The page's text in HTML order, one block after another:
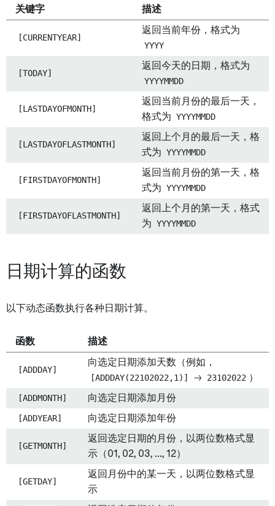
关键字 描述
[CURRENTYEAR]
返回当前年份，格式为
YYYY
[TODAY]
返回今天的日期，格式为
YYYYMMDD
[LASTDAYOFMONTH]
返回当前月份的最后一天，
格式为 YYYYMMDD
[LASTDAYOFLASTMONTH]
返回上个月的最后一天，格
式为 YYYYMMDD
[FIRSTDAYOFMONTH]
返回当前月份的第一天，格
式为 YYYYMMDD
[FIRSTDAYOFLASTMONTH]
返回上个月的第一天，格式
为 YYYYMMDD
日期计算的函数
以下动态函数执行各种日期计算。
函数 描述
[ADDDAY]
向选定日期添加天数（例如，
[ADDDAY(22102022,1)]
→ 23102022 ）
[ADDMONTH] 向选定日期添加月份
[ADDYEAR] 向选定日期添加年份
[GETMONTH]
返回选定日期的月份，以两位数格式显
示（01, 02, 03, ..., 12）
[GETDAY]
返回月份中的某一天，以两位数格式显
示